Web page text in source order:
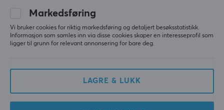
Ladestasjonen er også en god funksjon, men jeg
tror den vil ripe opp frontskaten over tid. Kanskje
optiske brytere i fremtiden ville vært fint, men ellers
er den flott. Også, ingen programvare! Jeg hater
Skates (endelig PTFE)
Markedsføring
Vi bruker cookies for riktig markedsføring og detaljert besøksstatistikk.
Informasjon som samles inn via disse cookies skaper en interesseprofil som
ligger til grunn for relevant annonsering for bare deg.
LAGRE & LUKK